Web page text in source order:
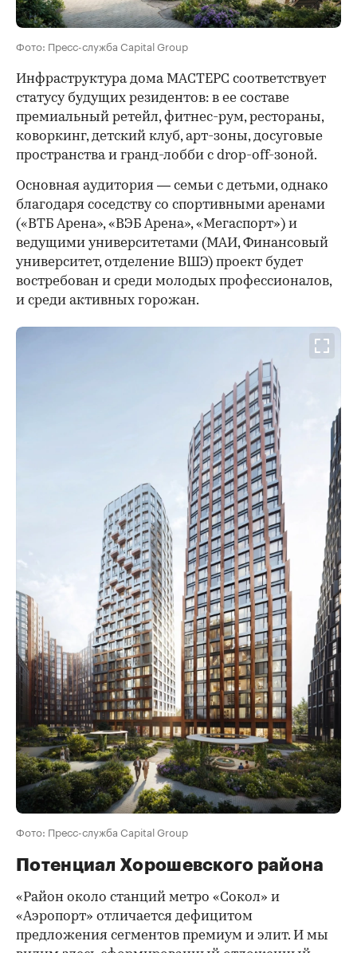
Фото: Пресс-служба Capital Group
Инфраструктура дома МАСТЕРС соответствует
статусу будущих резидентов: в ее составе
премиальный ретейл, фитнес-рум, рестораны,
коворкинг, детский клуб, арт-зоны, досуговые
пространства и гранд-лобби с drop-off-зоной.
Основная аудитория — семьи с детьми, однако
благодаря соседству со спортивными аренами
(«ВТБ Арена», «ВЭБ Арена», «Мегаспорт») и
ведущими университетами (МАИ, Финансовый
университет, отделение ВШЭ) проект будет
востребован и среди молодых профессионалов,
и среди активных горожан.
Фото: Пресс-служба Capital Group
Потенциал Хорошевского района
«Район около станций метро «Сокол» и
«Аэропорт» отличается дефицитом
предложения сегментов премиум и элит. И мы